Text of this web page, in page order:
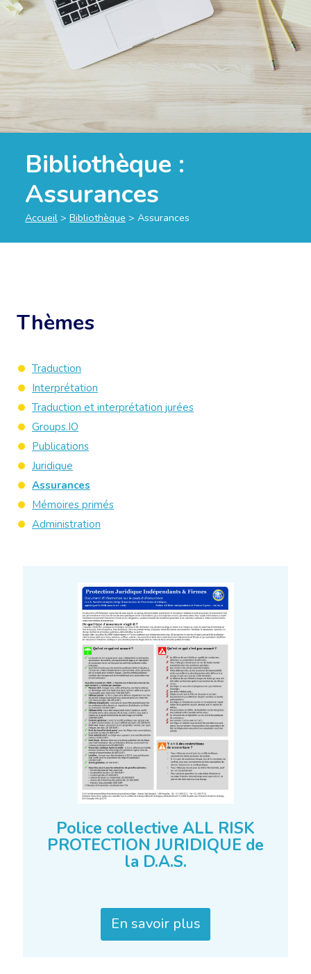
Bibliothèque :
Assurances
Accueil > Bibliothèque > Assurances
Police collective ALL RISK
PROTECTION JURIDIQUE de
la D.A.S.
En savoir plus
Thèmes
Traduction
Interprétation
Traduction et interprétation jurées
Groups.IO
Publications
Juridique
Assurances
Mémoires primés
Administration